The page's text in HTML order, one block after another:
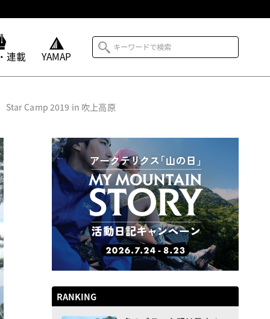
連載 YAMAP
Star Camp 2019 in 吹上高原
RANKING